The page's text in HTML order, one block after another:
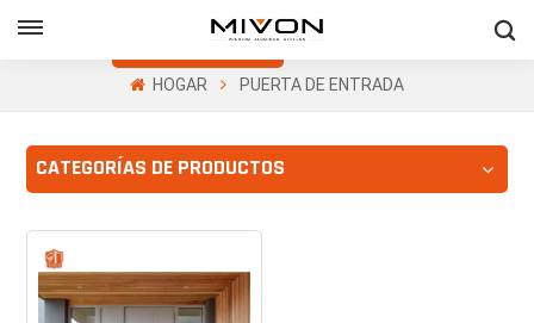
Obtenga Una
Cotización Gratis
HOGAR PUERTA DE ENTRADA
CATEGORÍAS DE PRODUCTOS